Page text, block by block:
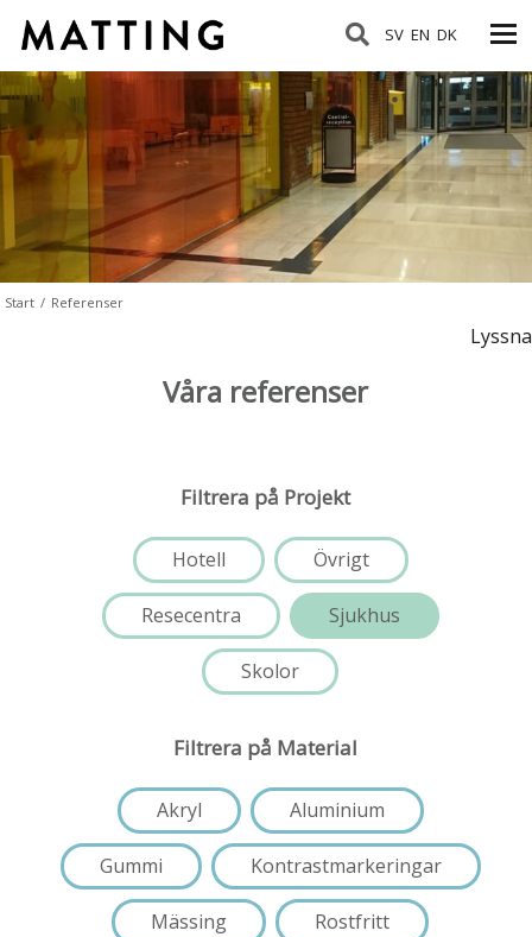
SV EN DK
Start / Referenser
Lyssna
Våra referenser
Filtrera på Projekt
Hotell Övrigt
Resecentra Sjukhus
Skolor
Filtrera på Material
Akryl Aluminium
Gummi Kontrastmarkeringar
Mässing Rostfritt